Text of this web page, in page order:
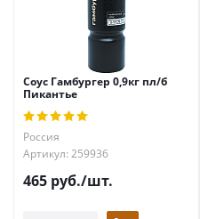
Соус Гамбургер 0,9кг пл/б
Пикантье
Россия
Артикул: 259936
465 руб./шт.